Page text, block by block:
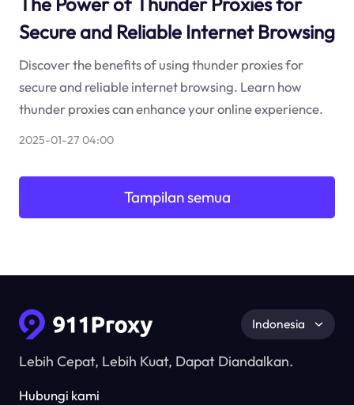
Secure and Reliable Internet Browsing
Discover the benefits of using thunder proxies for
secure and reliable internet browsing. Learn how
thunder proxies can enhance your online experience.
2025-01-27 04:00
Tampilan semua
Lebih Cepat, Lebih Kuat, Dapat Diandalkan.
Hubungi kami
Indonesia